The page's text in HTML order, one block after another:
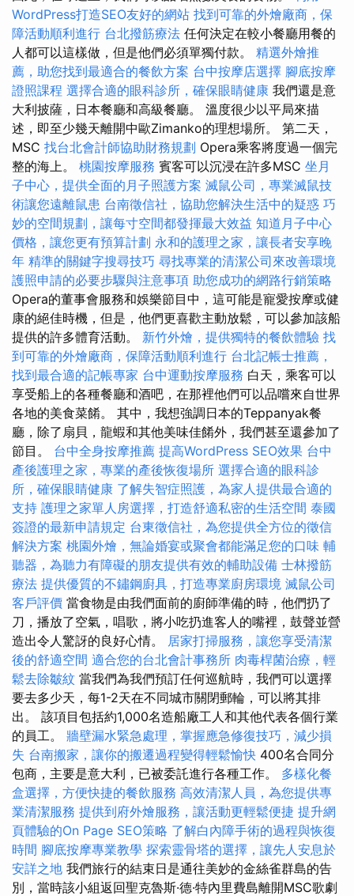
WordPress打造SEO友好的網站 找到可靠的外燴廠商，保
障活動順利進行 台北撥筋療法 任何決定在較小餐廳用餐的
人都可以這樣做，但是他們必須單獨付款。 精選外燴推
薦，助您找到最適合的餐飲方案 台中按摩店選擇 腳底按摩
證照課程 選擇合適的眼科診所，確保眼睛健康 我們還是意
大利披薩，日本餐廳和高級餐廳。 溫度很少以平局來描
述，即至少幾天離開中歐Zimanko的理想場所。 第二天，
MSC 找台北會計師協助財務規劃 Opera乘客將度過一個完
整的海上。 桃園按摩服務 賓客可以沉浸在許多MSC 坐月
子中心，提供全面的月子照護方案 滅鼠公司，專業滅鼠技
術讓您遠離鼠患 台南徵信社，協助您解決生活中的疑惑 巧
妙的空間規劃，讓每寸空間都發揮最大效益 知道月子中心
價格，讓您更有預算計劃 永和的護理之家，讓長者安享晚
年 精準的關鍵字搜尋技巧 尋找專業的清潔公司來改善環境
護照申請的必要步驟與注意事項 助您成功的網路行銷策略
Opera的董事會服務和娛樂節目中，這可能是寵愛按摩或健
康的絕佳時機，但是，他們更喜歡主動放鬆，可以參加該船
提供的許多體育活動。 新竹外燴，提供獨特的餐飲體驗 找
到可靠的外燴廠商，保障活動順利進行 台北記帳士推薦，
找到最合適的記帳專家 台中運動按摩服務 白天，乘客可以
享受船上的各種餐廳和酒吧，在那裡他們可以品嚐來自世界
各地的美食菜餚。 其中，我想強調日本的Teppanyak餐
廳，除了扇貝，龍蝦和其他美味佳餚外，我們甚至還參加了
節目。 台中全身按摩推薦 提高WordPress SEO效果 台中
產後護理之家，專業的產後恢復場所 選擇合適的眼科診
所，確保眼睛健康 了解失智症照護，為家人提供最合適的
支持 護理之家單人房選擇，打造舒適私密的生活空間 泰國
簽證的最新申請規定 台東徵信社，為您提供全方位的徵信
解決方案 桃園外燴，無論婚宴或聚會都能滿足您的口味 輔
聽器，為聽力有障礙的朋友提供有效的輔助設備 士林撥筋
療法 提供優質的不鏽鋼廚具，打造專業廚房環境 滅鼠公司
客戶評價 當食物是由我們面前的廚師準備的時，他們扔了
刀，播放了空氣，唱歌，將小吃扔進客人的嘴裡，鼓聲並營
造出令人驚訝的良好心情。 居家打掃服務，讓您享受清潔
後的舒適空間 適合您的台北會計事務所 肉毒桿菌治療，輕
鬆去除皺紋 當我們為我們預訂任何巡航時，我們可以選擇
要去多少天，每1-2天在不同城市關閉郵輪，可以將其排
出。 該項目包括約1,000名造船廠工人和其他代表各個行業
的員工。 牆壁漏水緊急處理，掌握應急修復技巧，減少損
失 台南搬家，讓你的搬遷過程變得輕鬆愉快 400名合同分
包商，主要是意大利，已被委託進行各種工作。 多樣化餐
盒選擇，方便快捷的餐飲服務 高效清潔人員，為您提供專
業清潔服務 提供到府外燴服務，讓活動更輕鬆便捷 提升網
頁體驗的On Page SEO策略 了解白內障手術的過程與恢復
時間 腳底按摩專業教學 探索靈骨塔的選擇，讓先人安息於
安詳之地 我們旅行的結束日是通往美妙的金絲雀群島的告
別，當時該小組返回聖克魯斯·德·特內里費島離開MSC歌劇